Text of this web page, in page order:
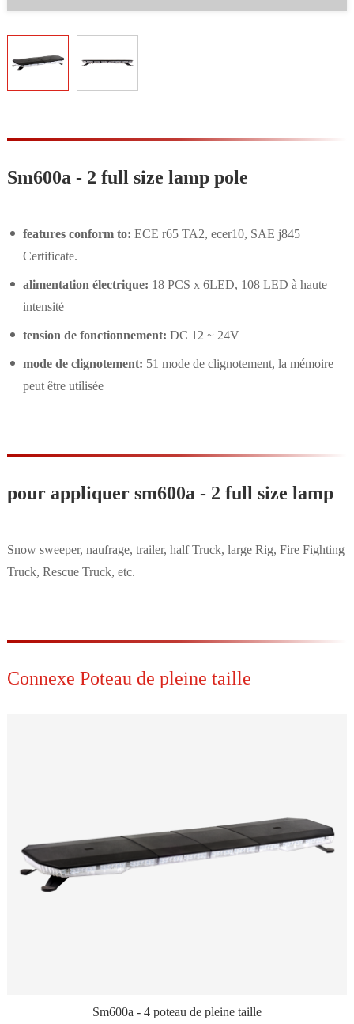
Sm600a - 2 full size lamp pole
features conform to: ECE r65 TA2, ecer10, SAE j845
Certificate.
alimentation électrique: 18 PCS x 6LED, 108 LED à haute
intensité
tension de fonctionnement: DC 12 ~ 24V
mode de clignotement: 51 mode de clignotement, la mémoire
peut être utilisée
pour appliquer sm600a - 2 full size lamp
Snow sweeper, naufrage, trailer, half Truck, large Rig, Fire Fighting
Truck, Rescue Truck, etc.
Connexe Poteau de pleine taille
Sm600a - 4 poteau de pleine taille